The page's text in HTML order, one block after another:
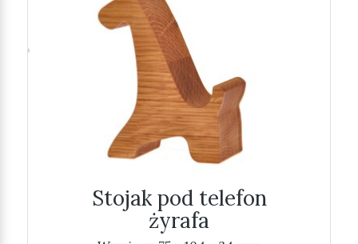
Stojak pod telefon
żyrafa